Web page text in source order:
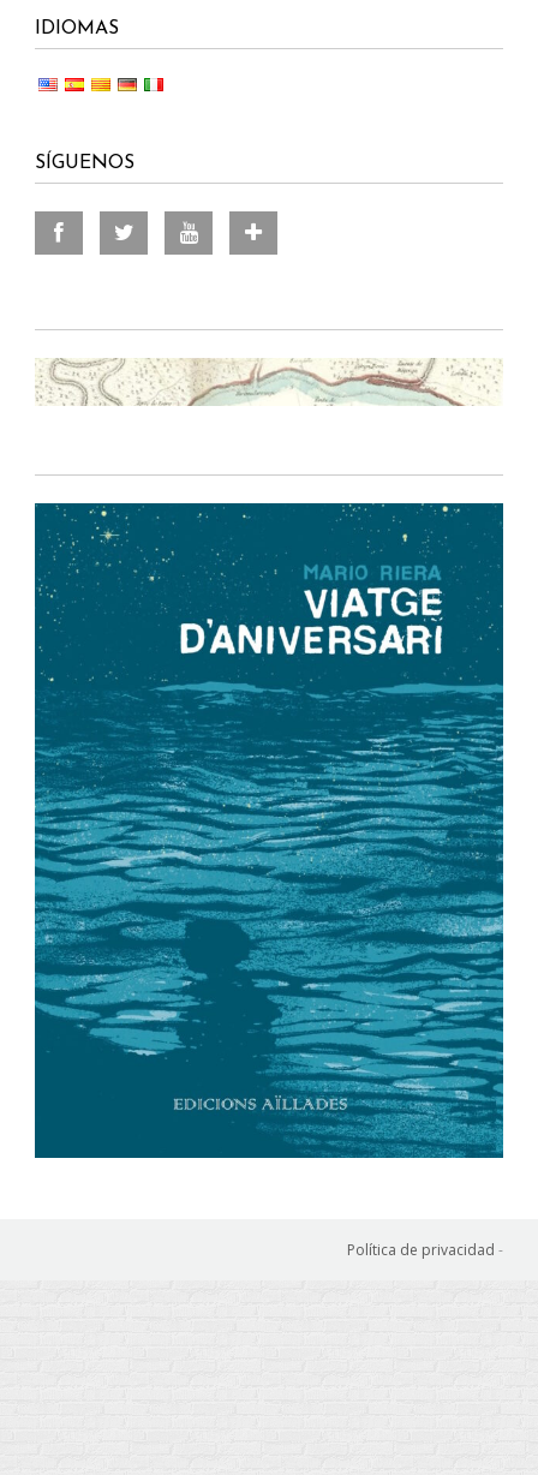
IDIOMAS
SÍGUENOS
Política de privacidad -